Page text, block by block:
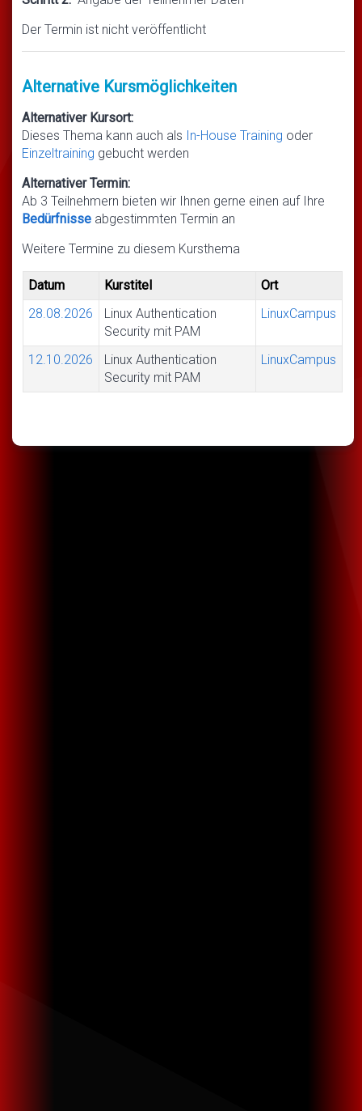
Der Termin ist nicht veröffentlicht
Alternative Kursmöglichkeiten
Alternativer Kursort:
Dieses Thema kann auch als In-House Training oder
Einzeltraining gebucht werden
Alternativer Termin:
Ab 3 Teilnehmern bieten wir Ihnen gerne einen auf Ihre
Bedürfnisse abgestimmten Termin an
Weitere Termine zu diesem Kursthema
Datum Kurstitel
Ort
28.08.2026
Linux Authentication
Security mit PAM
LinuxCampus
12.10.2026
Linux Authentication
Security mit PAM
LinuxCampus